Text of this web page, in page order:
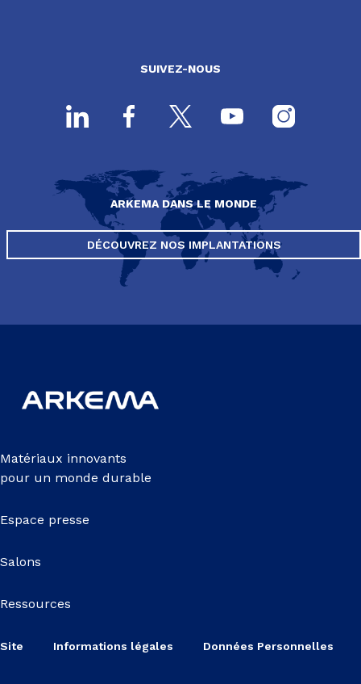
SUIVEZ-NOUS
ARKEMA DANS LE MONDE
DÉCOUVREZ NOS IMPLANTATIONS
Matériaux innovants
pour un monde durable
Espace presse
Salons
Ressources
Site Informations légales Données Personnelles